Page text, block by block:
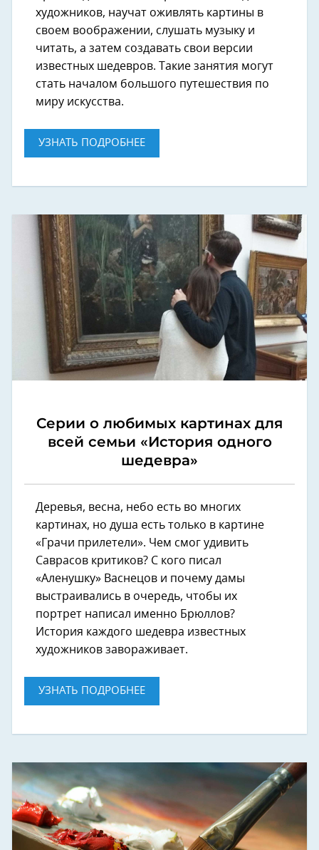
художников, научат оживлять картины в
своем воображении, слушать музыку и
читать, а затем создавать свои версии
известных шедевров. Такие занятия могут
стать началом большого путешествия по
миру искусства.
УЗНАТЬ ПОДРОБНЕЕ
Серии о любимых картинах для
всей семьи «История одного
шедевра»
Деревья, весна, небо есть во многих
картинах, но душа есть только в картине
«Грачи прилетели». Чем смог удивить
Саврасов критиков? С кого писал
«Аленушку» Васнецов и почему дамы
выстраивались в очередь, чтобы их
портрет написал именно Брюллов?
История каждого шедевра известных
художников завораживает.
УЗНАТЬ ПОДРОБНЕЕ